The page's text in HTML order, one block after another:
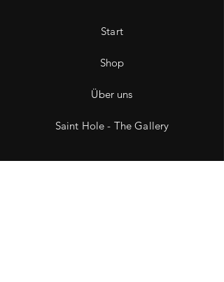
Start
Shop
Über uns
Saint Hole - The Gallery